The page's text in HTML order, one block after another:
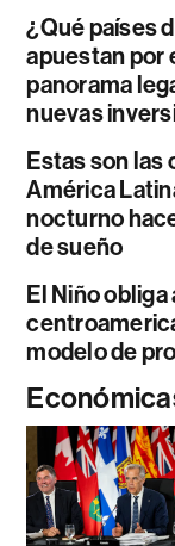
¿Qué países
apuestan por
panorama
nuevas
Estas son las
América
nocturno
de sueño
El Niño
modelo de